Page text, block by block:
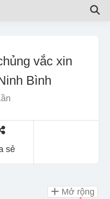
vắc xin
Bình
sẻ
Day Off
Mở rộng